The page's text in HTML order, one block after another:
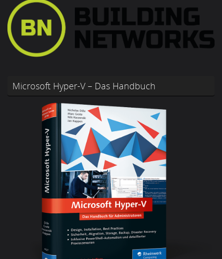
Microsoft Hyper-V – Das Handbuch